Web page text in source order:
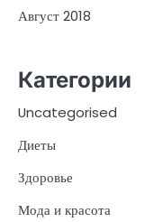
Август 2018
Категории
Uncategorised
Диеты
Здоровье
Мода и красота